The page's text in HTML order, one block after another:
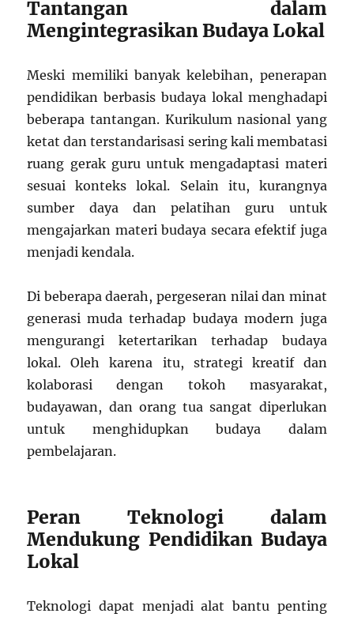
Tantangan dalam
Mengintegrasikan Budaya Lokal
Meski memiliki banyak kelebihan, penerapan
pendidikan berbasis budaya lokal menghadapi
beberapa tantangan. Kurikulum nasional yang
ketat dan terstandarisasi sering kali membatasi
ruang gerak guru untuk mengadaptasi materi
sesuai konteks lokal. Selain itu, kurangnya
sumber daya dan pelatihan guru untuk
mengajarkan materi budaya secara efektif juga
menjadi kendala.
Di beberapa daerah, pergeseran nilai dan minat
generasi muda terhadap budaya modern juga
mengurangi ketertarikan terhadap budaya
lokal. Oleh karena itu, strategi kreatif dan
kolaborasi dengan tokoh masyarakat,
budayawan, dan orang tua sangat diperlukan
untuk menghidupkan budaya dalam
pembelajaran.
Peran Teknologi dalam
Mendukung Pendidikan Budaya
Lokal
Teknologi dapat menjadi alat bantu penting